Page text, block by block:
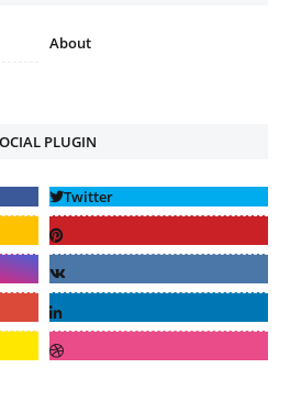
About
PLUGIN